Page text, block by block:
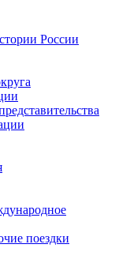
России
поездки